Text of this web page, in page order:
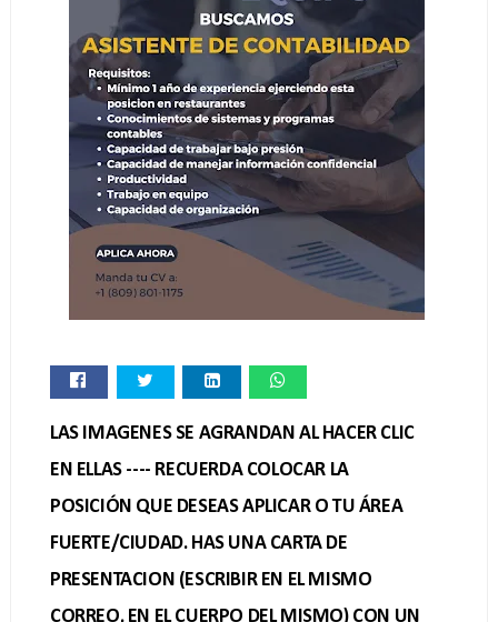
LAS IMAGENES SE AGRANDAN AL HACER CLIC
EN ELLAS ---- RECUERDA COLOCAR LA
POSICIÓN QUE DESEAS APLICAR O TU ÁREA
FUERTE/CIUDAD. HAS UNA CARTA DE
PRESENTACION (ESCRIBIR EN EL MISMO
CORREO, EN EL CUERPO DEL MISMO) CON UN